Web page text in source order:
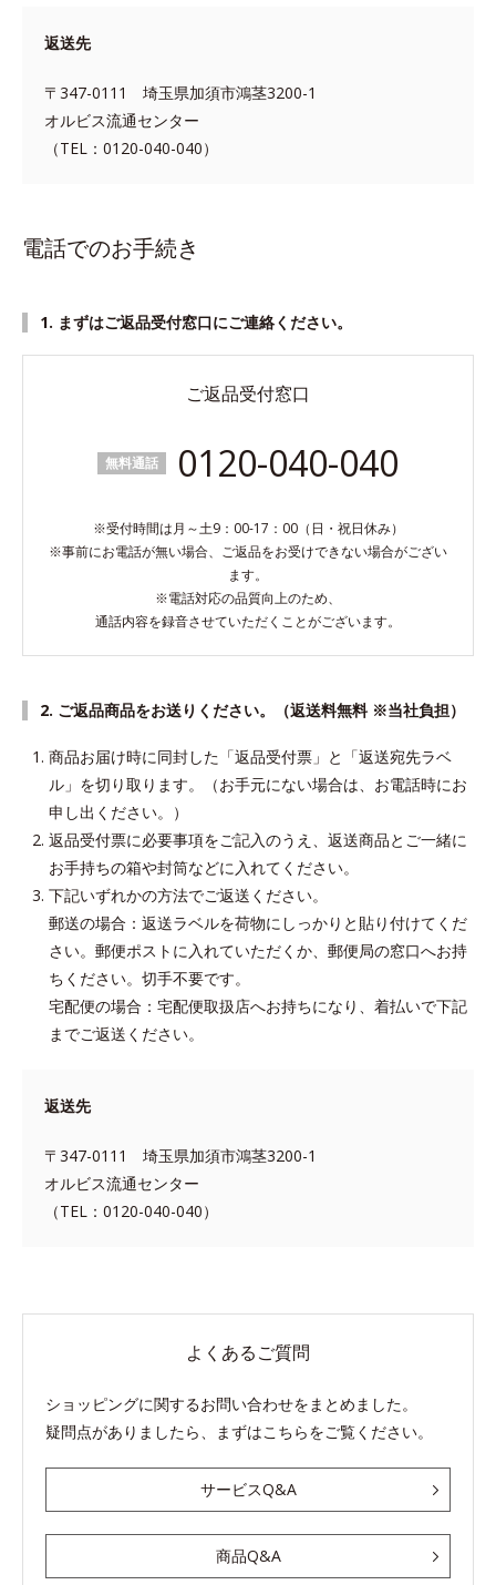
返送先
〒347-0111 埼玉県加須市鴻茎3200-1
オルビス流通センター
（TEL：0120-040-040）
電話でのお手続き
1. まずはご返品受付窓口にご連絡ください。
ご返品受付窓口
無料通話 0120-040-040
※受付時間は月～土9：00-17：00（日・祝日休み）
※事前にお電話が無い場合、ご返品をお受けできない場合がござい
ます。
※電話対応の品質向上のため、
通話内容を録音させていただくことがございます。
2. ご返品商品をお送りください。（返送料無料 ※当社負担）
商品お届け時に同封した「返品受付票」と「返送宛先ラベ
ル」を切り取ります。（お手元にない場合は、お電話時にお
申し出ください。）
返品受付票に必要事項をご記入のうえ、返送商品とご一緒に
お手持ちの箱や封筒などに入れてください。
下記いずれかの方法でご返送ください。
郵送の場合：返送ラベルを荷物にしっかりと貼り付けてくだ
さい。郵便ポストに入れていただくか、郵便局の窓口へお持
ちください。切手不要です。
宅配便の場合：宅配便取扱店へお持ちになり、着払いで下記
までご返送ください。
返送先
〒347-0111 埼玉県加須市鴻茎3200-1
オルビス流通センター
（TEL：0120-040-040）
よくあるご質問
ショッピングに関するお問い合わせをまとめました。
疑問点がありましたら、まずはこちらをご覧ください。
サービスQ&A
商品Q&A